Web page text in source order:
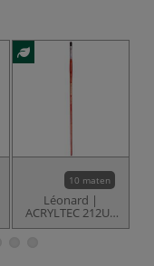
10 maten
Léonard |
ACRYLTEC 212UB
penseel ○